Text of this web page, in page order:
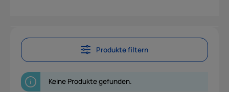
Produkte filtern
Keine Produkte gefunden.